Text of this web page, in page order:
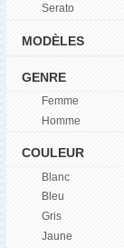
Serato
MODÈLES
GENRE
Femme
Homme
COULEUR
Blanc
Bleu
Gris
Jaune